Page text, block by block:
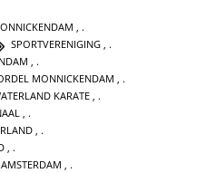
SPORTVERENIGING
MONNICKENDAM
KARATE,
,
,
,
,